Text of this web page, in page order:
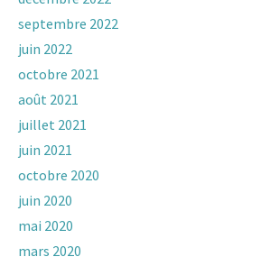
septembre 2022
juin 2022
octobre 2021
août 2021
juillet 2021
juin 2021
octobre 2020
juin 2020
mai 2020
mars 2020